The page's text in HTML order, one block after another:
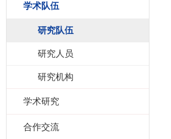
学术队伍
研究队伍
研究人员
研究机构
学术研究
合作交流